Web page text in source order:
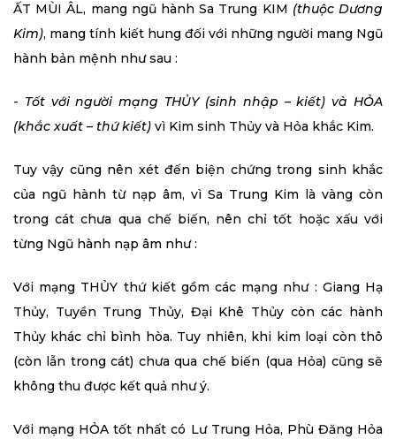
ẤT MÙI ÂL, mang ngũ hành Sa Trung KIM (thuộc Dương
Kim), mang tính kiết hung đối với những người mang Ngũ
hành bản mệnh như sau :
- Tốt với người mạng THỦY (sinh nhập – kiết) và HỎA
(khắc xuất – thứ kiết) vì Kim sinh Thủy và Hỏa khắc Kim.
Tuy vậy cũng nên xét đến biện chứng trong sinh khắc
của ngũ hành từ nạp âm, vì Sa Trung Kim là vàng còn
trong cát chưa qua chế biến, nên chỉ tốt hoặc xấu với
từng Ngũ hành nạp âm như :
Với mạng THỦY thứ kiết gồm các mạng như : Giang Hạ
Thủy, Tuyền Trung Thủy, Đại Khê Thủy còn các hành
Thủy khác chỉ bình hòa. Tuy nhiên, khi kim loại còn thô
(còn lẫn trong cát) chưa qua chế biến (qua Hỏa) cũng sẽ
không thu được kết quả như ý.
Với mạng HỎA tốt nhất có Lư Trung Hỏa, Phù Đăng Hỏa